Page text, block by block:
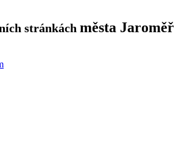
stránkách města Jaroměř